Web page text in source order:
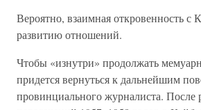
Вероятно, взаимная откровенность с
развитию отношений.
Чтобы «изнутри» продолжать
придется вернуться к дальнейшим
провинциального журналиста. После